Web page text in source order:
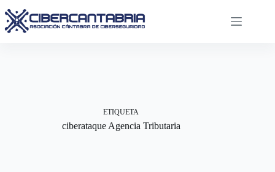
al
contenido
ETIQUETA
ciberataque Agencia Tributaria